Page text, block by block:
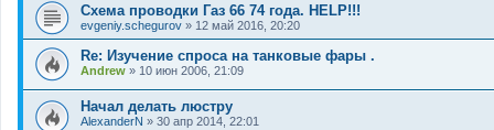
Схема проводки Газ 66 74 года. HELP!!!
evgeniy.schegurov » 12 май 2016, 20:20
Re: Изучение спроса на танковые фары .
Andrew » 10 июн 2006, 21:09
Начал делать люстру
AlexanderN » 30 апр 2014, 22:01